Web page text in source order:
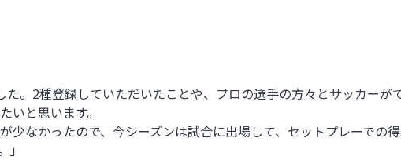
た。2種登録していただいたことや、プロの選手の方々とサッカー
いと思います。
少なかったので、今シーズンは試合に出場して、セットプレーでの